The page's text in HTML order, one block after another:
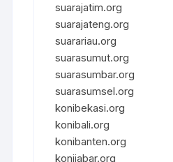
suarajatim.org
suarajateng.org
suarariau.org
suarasumut.org
suarasumbar.org
suarasumsel.org
konibekasi.org
konibali.org
konibanten.org
konijabar.org